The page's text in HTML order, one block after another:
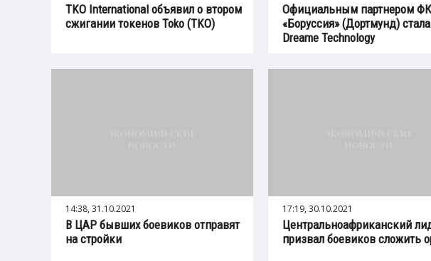
TKO International объявил о втором
сжигании токенов Toko (TKO)
Официальным партнером ФК
«Боруссия» (Дортмунд) стала
Dreame Technology
14:38, 31.10.2021
В ЦАР бывших боевиков отправят
на стройки
17:19, 30.10.2021
Центральноафриканский
призвал боевиков сложить